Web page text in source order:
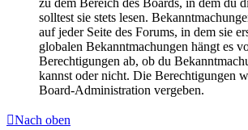
zu dem Bereich des Boards, in dem du
solltest sie stets lesen.
auf jeder Seite des Forums, in dem sie
globalen Bekanntmachungen hängt es
Berechtigungen ab, ob du
kannst oder nicht. Die Berechtigungen
Board-Administration vergeben.
Nach oben